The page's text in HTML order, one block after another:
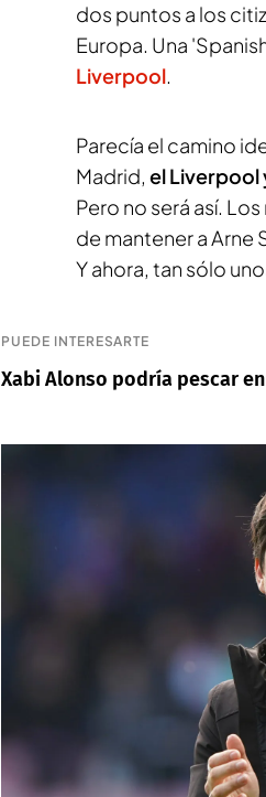
dos puntos a los
Europa. Una
Liverpool.
Parecía el camino
Madrid, el Liverpool
Pero no será así.
de mantener a Arne
Y ahora, tan sólo
PUEDE INTERESARTE
Xabi Alonso podría pescar